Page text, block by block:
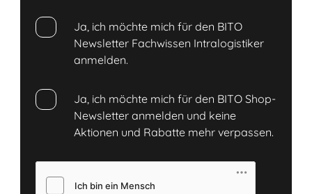
Ja, ich möchte mich für den BITO
Newsletter Fachwissen Intralogistiker
anmelden.
Ja, ich möchte mich für den BITO Shop-
Newsletter anmelden und keine
Aktionen und Rabatte mehr verpassen.